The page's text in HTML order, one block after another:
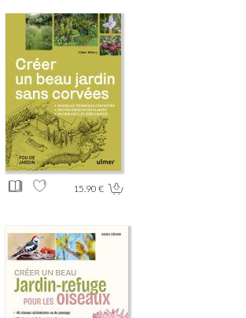
15.90 €